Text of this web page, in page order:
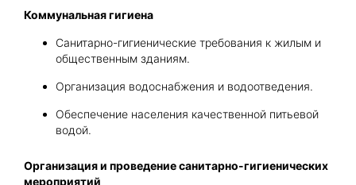
Коммунальная гигиена
Санитарно-гигиенические требования к жилым и
общественным зданиям.
Организация водоснабжения и водоотведения.
Обеспечение населения качественной питьевой
водой.
Организация и проведение санитарно-гигиенических
мероприятий